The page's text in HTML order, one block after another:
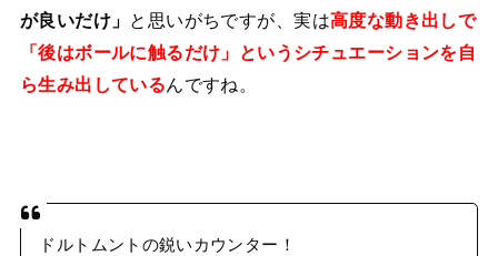
が良いだけ」 と思いがちですが、実は高度な動き出しで
「後はボールに触るだけ」というシチュエーションを自
ら生み出しているんですね。
ドルトムントの鋭いカウンター！